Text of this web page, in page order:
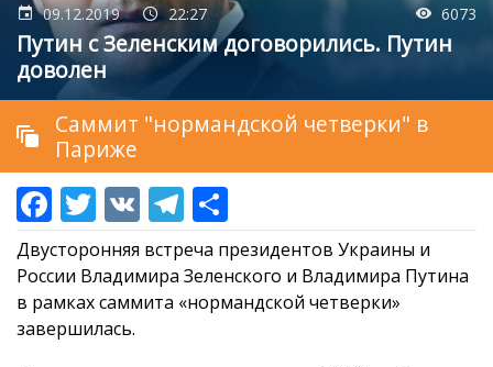
09.12.2019 22:27 6073
Путин с Зеленским договорились. Путин
доволен
Саммит "нормандской четверки" в
Париже
Двусторонняя встреча президентов Украины и
России Владимира Зеленского и Владимира Путина
в рамках саммита «нормандской четверки»
завершилась.